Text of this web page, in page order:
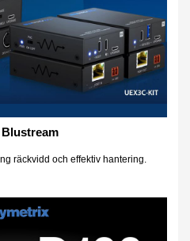
räckvidd och effektiv hantering.